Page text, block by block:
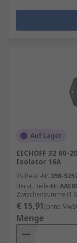
Auf Lager
EICHOFF 32
Isolator 16A
RS Best.-Nr. 398-
Herst. Teile-Nr.
Zwischensumme (1
€ 15,91(ohne
Menge